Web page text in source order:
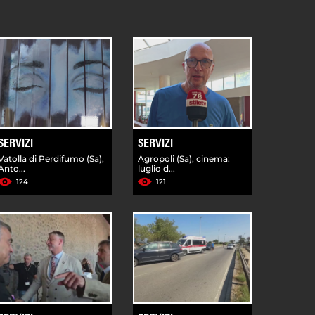
di Perdifumo (Sa),
124
SERVIZI
Agropoli (Sa), cinema:
luglio d...
121